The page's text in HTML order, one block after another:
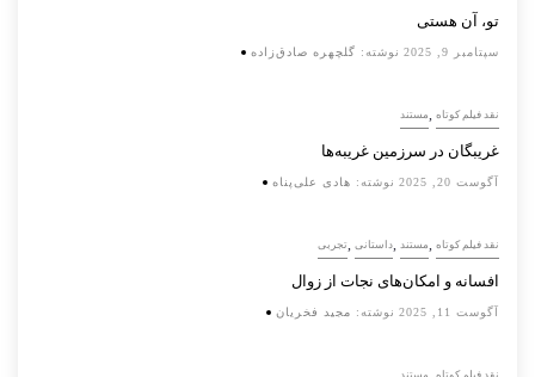
تو، آن هستی
نوشته: گلچهره صادق‌زاده سپتامبر 9, 2025
مستند, نقد فیلم کوتاه
غریبگان در سرزمین غریبه‌ها
نوشته: هادی علی‌پناه آگوست 20, 2025
تجربی, داستانی, مستند, نقد فیلم کوتاه
افسانه‌ و امکان‌های نجات از زوال
نوشته: مجید فخریان آگوست 11, 2025